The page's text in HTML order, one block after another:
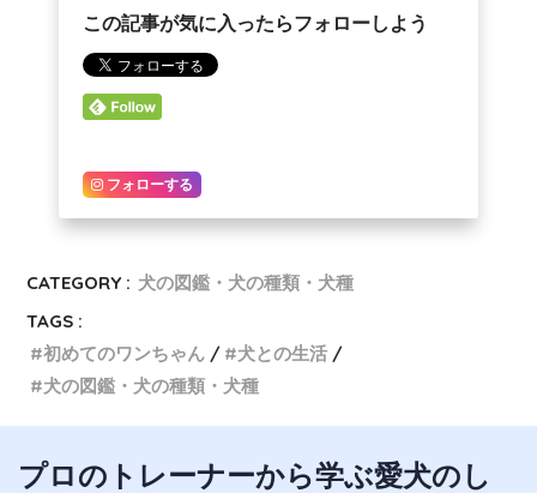
この記事が気に入ったらフォローしよう
フォローする
CATEGORY : 犬の図鑑・犬の種類・犬種
TAGS :
初めてのワンちゃん
犬との生活
犬の図鑑・犬の種類・犬種
プロのトレーナーから学ぶ愛犬のし